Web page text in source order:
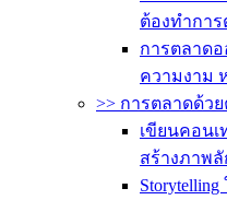
ต้องทำการ
การตลาด
ความงาม
>> การตลาดด้ว
เขียนคอน
สร้างภาพ